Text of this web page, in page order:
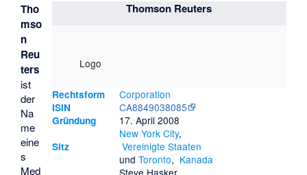
Thomson Reuters
Logo
Rechtsform Corporation
ISIN CA8849038085
Gründung 17. April 2008
Sitz
New York City,
Vereinigte Staaten
und Toronto, Kanada
Tho
mso
n
Reu
ters
ist
der
Na
me
eine
s
Med